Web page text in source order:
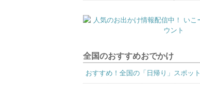
全国のおすすめおでかけ
おすすめ！全国の「日帰り」スポット